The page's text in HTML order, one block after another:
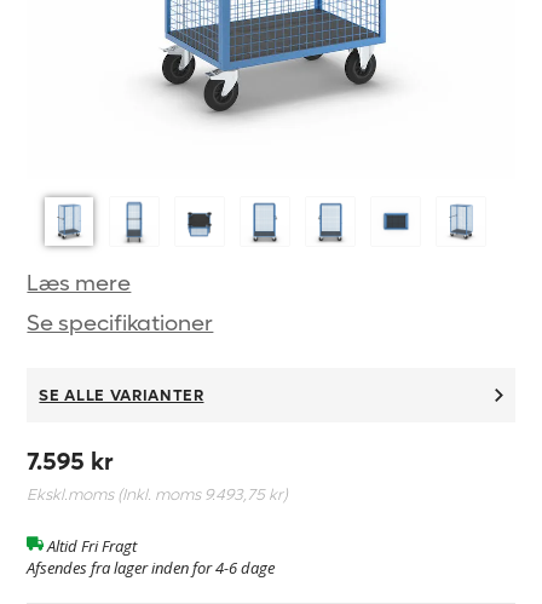
Læs mere
Se specifikationer
SE ALLE VARIANTER
7.595 kr
Ekskl.moms (Inkl. moms9.493,75 kr)
Altid Fri Fragt
Afsendes fra lager inden for 4-6 dage